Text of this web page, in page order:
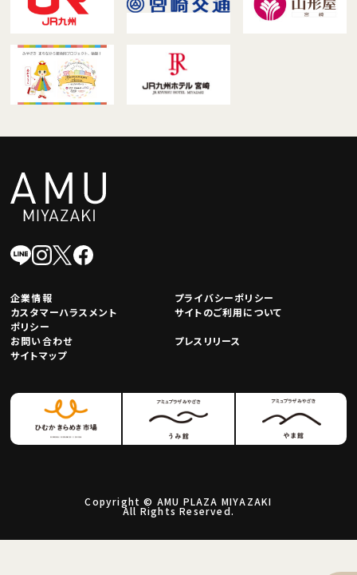
企業情報
プライバシーポリシー
カスタマーハラスメント
ポリシー
サイトのご利用について
お問い合わせ
プレスリリース
サイトマップ
Copyright © AMU PLAZA MIYAZAKI
All Rights Reserved.